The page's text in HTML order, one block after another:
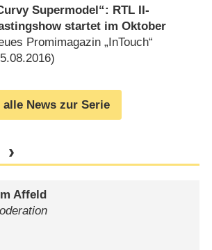
Supermodel“: RTL II-
startet im Oktober
Promimagazin „InTouch“
)
alle News zur Serie
Affeld